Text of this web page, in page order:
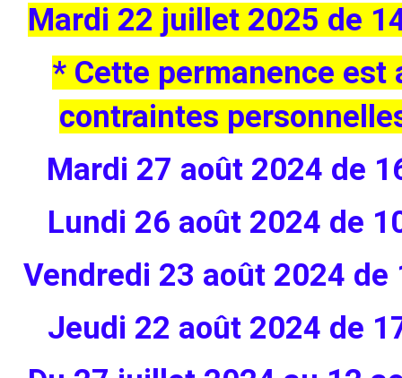
Mardi 22 juillet 2025 de
* Cette permanence est
contraintes
Mardi 27 août 2024 de
Lundi 26 août 2024 de
Vendredi 23 août 2024 de
Jeudi 22 août 2024 de